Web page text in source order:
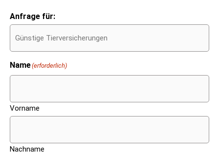
Anfrage für:
Name(erforderlich)
Vorname
Nachname